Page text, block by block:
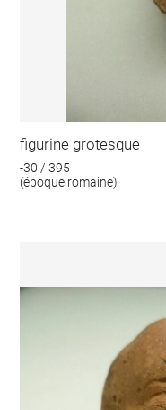
figurine grotesque
-30 / 395
(époque romaine)